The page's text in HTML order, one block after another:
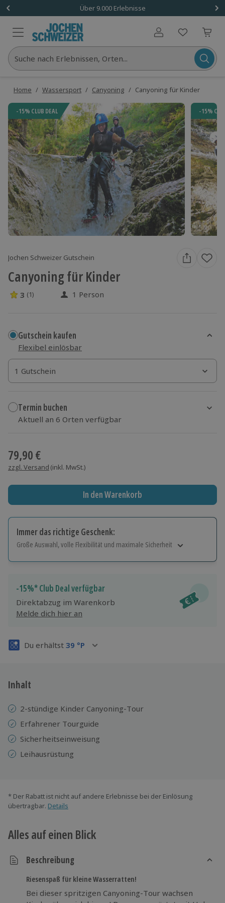
Über 9.000 Erlebnisse
Benutzerkonto
Suche nach Erlebnissen, Orten...
Home / Wassersport / Canyoning / Canyoning für Kinder
-15% CLUB DEAL -15%
Jochen Schweizer Gutschein
Canyoning für Kinder
3 Sterne von 5 aus 1 Bewertungen
3 (1) 1 Person
Gutschein kaufen
Flexibel einlösbar
1 Gutschein
1 Gutschein
1 Gutschein
Termin buchen
Aktuell an 6 Orten verfügbar
79,90 €
zzgl. Versand (inkl. MwSt.)
In den Warenkorb
Immer das richtige Geschenk:
Große Auswahl, volle Flexibilität und maximale Sicherheit
Jeder Gutschein für alle Erlebnisse einlösbar.
Maximale Sicherheit
3 Jahre gültig & verlängerbar.
-15%* Club Deal verfügbar
Direktabzug im Warenkorb
Melde dich hier an
Du erhältst 39 °P
Inhalt
2-stündige Kinder Canyoning-Tour
Erfahrener Tourguide
Sicherheitseinweisung
Leihausrüstung
* Der Rabatt ist nicht auf andere Erlebnisse bei der Einlösung
übertragbar. Details
Alles auf einen Blick
Beschreibung
Riesenspaß für kleine Wasserratten!
Bei dieser spritzigen Canyoning-Tour wachsen